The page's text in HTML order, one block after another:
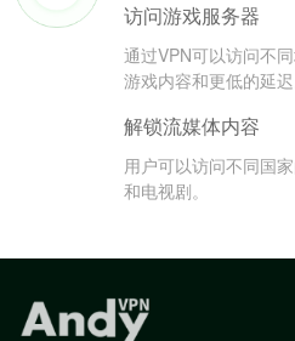
访问游戏服务器
通过VPN可以访问不
游戏内容和更低的延迟
解锁流媒体内容
用户可以访问不同国
和电视剧。